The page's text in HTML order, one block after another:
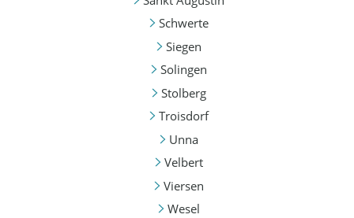
Schwerte
Siegen
Solingen
Stolberg
Troisdorf
Unna
Velbert
Viersen
Wesel